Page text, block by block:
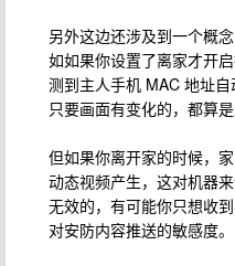
另外这边还涉及到一个概
如如果你设置了离家才开
测到主人手机 MAC 地址
只要画面有变化的，都算是
但如果你离开家的时候，
动态视频产生，这对机器
无效的，有可能你只想收
对安防内容推送的敏感度。